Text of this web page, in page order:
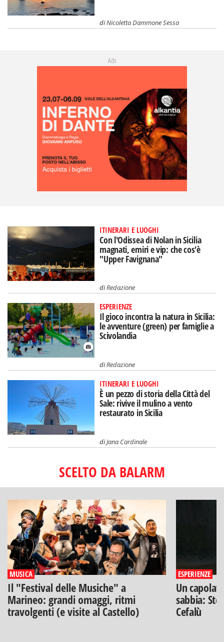
diNicoletta Dammone Sessa
Adv
ITINERARI E LUOGHI
Con l'Odissea di Nolan in Sicilia
magnati, emiri e vip: che cos'è
"Upper Favignana"
diRedazione
ESPERIENZE
Il gioco incontra la natura in Sicilia:
le avventure (green) per famiglie a
Scivolandia
diRedazione
ITINERARI E LUOGHI
È un pezzo di storia della Città del
Sale: rivive il mulino a vento
restaurato in Sicilia
diJana Cardinale
SCELTO DA BALARM
MUSICA
Il "Festival delle Musiche" a
Marineo: grandi omaggi, ritmi
travolgenti (e visite al Castello)
ESPERIENZE
Un
sabbia:
Cefalù